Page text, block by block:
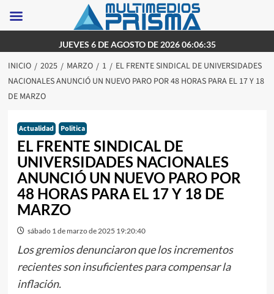
al
contenido
JUEVES 6 DE AGOSTO DE 2026 06:06:35
INICIO 2025 MARZO 1
EL FRENTE SINDICAL DE UNIVERSIDADES
NACIONALES ANUNCIÓ UN NUEVO PARO POR 48 HORAS PARA EL 17 Y 18
DE MARZO
Actualidad Politica
EL FRENTE SINDICAL DE
UNIVERSIDADES NACIONALES
ANUNCIÓ UN NUEVO PARO POR
48 HORAS PARA EL 17 Y 18 DE
MARZO
sábado 1 de marzo de 2025 19:20:40
Los gremios denunciaron que los incrementos
recientes son insuficientes para compensar la
inflación.